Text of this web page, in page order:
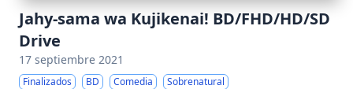
Jahy-sama wa Kujikenai! BD/FHD/HD/SD
Drive
17 septiembre 2021
Finalizados BD Comedia Sobrenatural